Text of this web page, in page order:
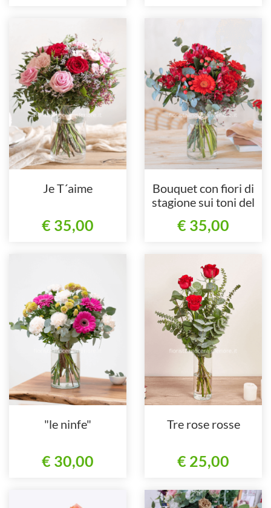
Je T´aime
€ 35,00
Bouquet con fiori di
stagione sui toni del
€ 35,00
"le ninfe"
€ 30,00
Tre rose rosse
€ 25,00